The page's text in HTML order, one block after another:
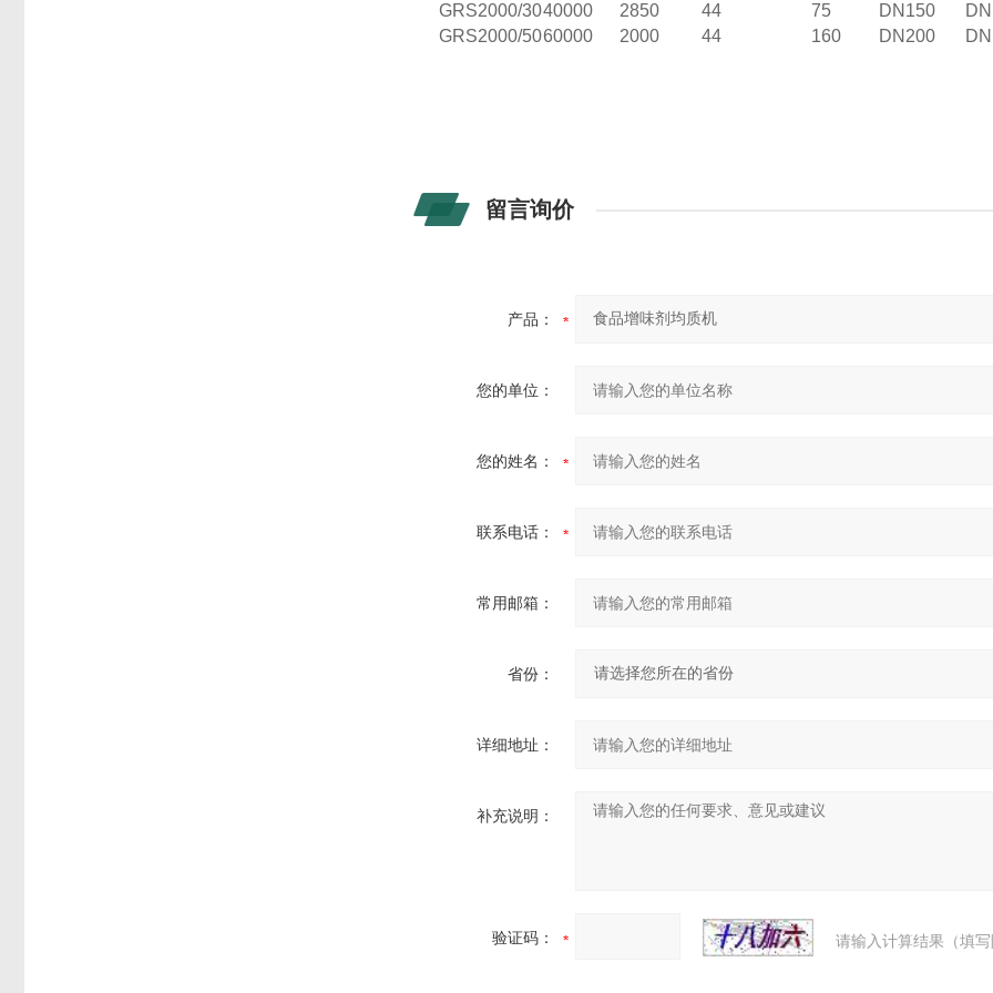
GRS2000/3040000 2850 44 75 DN150
GRS2000/5060000 2000 44 160 DN200
留言询价
产品：
您的单位：
您的姓名：
联系电话：
常用邮箱：
省份：
详细地址：
补充说明：
验证码： 请输入计算结果（填